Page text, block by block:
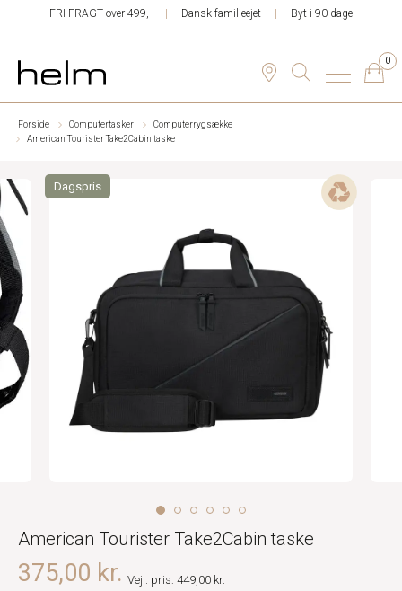
FRI FRAGT over 499,- Dansk familieejet Byt i 90 dage
0
Forside Computertasker
Computerrygsække
American Tourister Take2Cabin taske
Dagspris
American Tourister Take2Cabin taske
375,00 kr. Vejl. pris: 449,00 kr.